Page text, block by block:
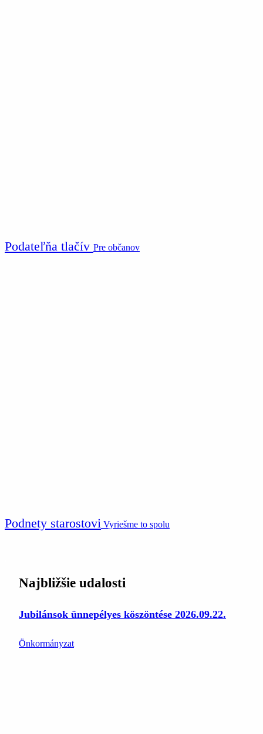
Podateľňa tlačív Pre občanov
Podnety starostovi Vyriešme to spolu
Najbližšie udalosti
Jubilánsok ünnepélyes köszöntése 2026.09.22.
Önkormányzat